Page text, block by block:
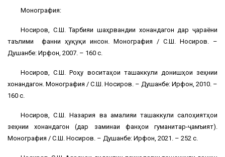
Монография:
Носиров, С.Ш. Тарбияи шаҳрвандии хонандагон дар ҷараёни
таълими фанни ҳуқуқи инсон. Монография / С.Ш. Носиров. –
Душанбе: Ирфон, 2007. – 160 с.
Носиров, С.Ш. Роҳу воситаҳои ташаккули донишҳои зеҳнии
хонандагон. Монография / С.Ш. Носиров. – Душанбе: Ирфон, 2010. –
160 с.
Носиров, С.Ш. Назария ва амалияи ташаккули салоҳиятҳои
зеҳнии хонандагон (дар заминаи фанҳои гуманитарӣ-ҷамъиятӣ).
Монография / С.Ш. Носиров. – Душанбе: Ирфон, 2021. – 252 с.